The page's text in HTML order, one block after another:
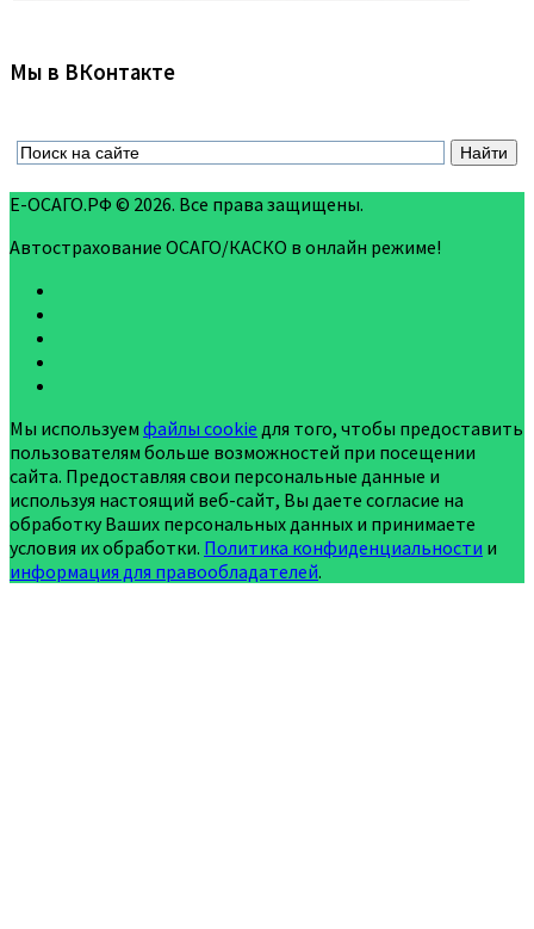
Мы в ВКонтакте
Е-ОСАГО.РФ © 2026. Все права защищены.
Автострахование ОСАГО/КАСКО в онлайн режиме!
Мы используем файлы cookie для того, чтобы предоставить
пользователям больше возможностей при посещении
сайта. Предоставляя свои персональные данные и
используя настоящий веб-сайт, Вы даете согласие на
обработку Ваших персональных данных и принимаете
условия их обработки. Политика конфиденциальности и
информация для правообладателей.